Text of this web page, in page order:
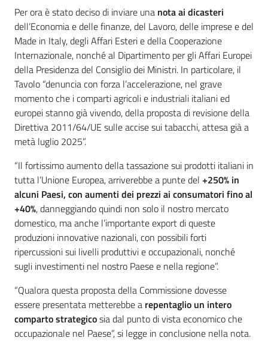
Per ora è stato deciso di inviare una nota ai dicasteri
dell’Economia e delle finanze, del Lavoro, delle imprese e del
Made in Italy, degli Affari Esteri e della Cooperazione
Internazionale, nonché al Dipartimento per gli Affari Europei
della Presidenza del Consiglio dei Ministri. In particolare, il
Tavolo “denuncia con forza l’accelerazione, nel grave
momento che i comparti agricoli e industriali italiani ed
europei stanno già vivendo, della proposta di revisione della
Direttiva 2011/64/UE sulle accise sui tabacchi, attesa già a
metà luglio 2025”.
“Il fortissimo aumento della tassazione sui prodotti italiani in
tutta l’Unione Europea, arriverebbe a punte del +250% in
alcuni Paesi, con aumenti dei prezzi ai consumatori fino al
+40%, danneggiando quindi non solo il nostro mercato
domestico, ma anche l’importante export di queste
produzioni innovative nazionali, con possibili forti
ripercussioni sui livelli produttivi e occupazionali, nonché
sugli investimenti nel nostro Paese e nella regione”.
“Qualora questa proposta della Commissione dovesse
essere presentata metterebbe a repentaglio un intero
comparto strategicosia dal punto di vista economico che
occupazionale nel Paese”, si legge in conclusione nella nota.